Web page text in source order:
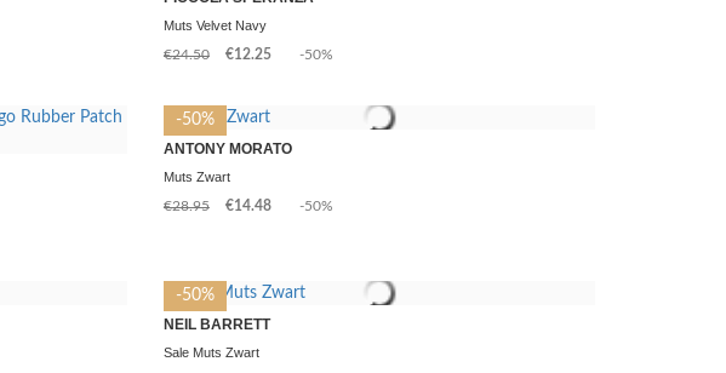
Muts Velvet Navy
€24.50
€12.25 -50%
-50%
ANTONY MORATO
Muts Zwart
€28.95
€14.48 -50%
-50%
NEIL BARRETT
Sale Muts Zwart